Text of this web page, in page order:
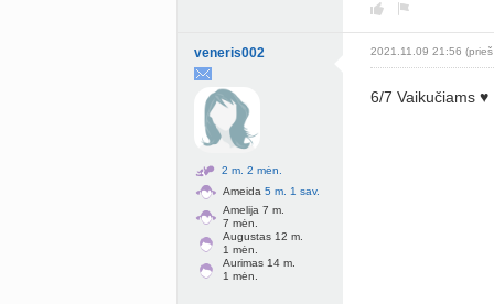
veneris002
2 m. 2 mėn.
Ameida 5 m. 1 sav.
Amelija 7 m.
7 mėn.
Augustas 12 m.
1 mėn.
Aurimas 14 m.
1 mėn.
2021.11.09 21:56
6/7 Vaikučiams